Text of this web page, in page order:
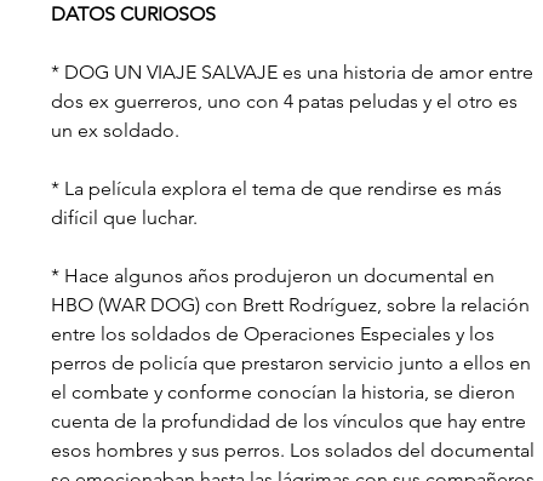
DATOS CURIOSOS
* DOG UN VIAJE SALVAJE es una historia de amor entre
dos ex guerreros, uno con 4 patas peludas y el otro es
un ex soldado.
* La película explora el tema de que rendirse es más
difícil que luchar.
* Hace algunos años produjeron un documental en
HBO (WAR DOG) con Brett Rodríguez, sobre la relación
entre los soldados de Operaciones Especiales y los
perros de policía que prestaron servicio junto a ellos en
el combate y conforme conocían la historia, se dieron
cuenta de la profundidad de los vínculos que hay entre
esos hombres y sus perros. Los solados del documental